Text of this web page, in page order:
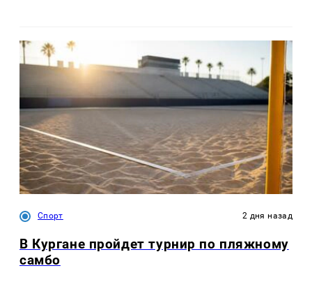
Спорт 2 дня назад
В Кургане пройдет турнир по пляжному
самбо